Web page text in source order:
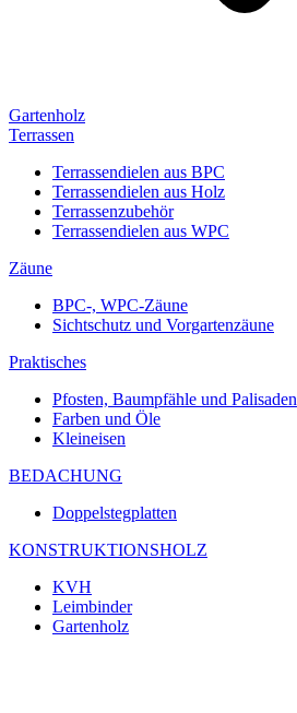
Gartenholz
Terrassen
Terrassendielen aus BPC
Terrassendielen aus Holz
Terrassenzubehör
Terrassendielen aus WPC
Zäune
BPC-, WPC-Zäune
Sichtschutz und Vorgartenzäune
Praktisches
Pfosten, Baumpfähle und Palisaden
Farben und Öle
Kleineisen
BEDACHUNG
Doppelstegplatten
KONSTRUKTIONSHOLZ
KVH
Leimbinder
Gartenholz